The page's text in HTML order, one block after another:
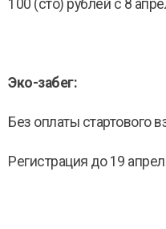
100 (сто) рублей с 8
Эко-забег:
Без оплаты стартового
Регистрация до 19